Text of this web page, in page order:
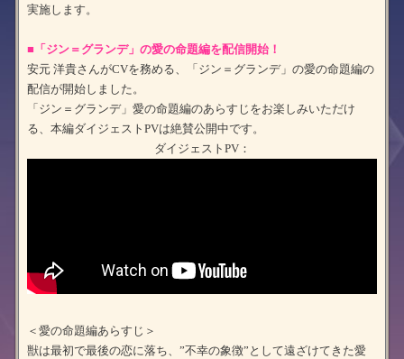
実施します。
■「ジン＝グランデ」の愛の命題編を配信開始！
安元 洋貴さんがCVを務める、「ジン＝グランデ」の愛の命題編の
配信が開始しました。
「ジン＝グランデ」愛の命題編のあらすじをお楽しみいただけ
る、本編ダイジェストPVは絶賛公開中です。
ダイジェストPV：
＜愛の命題編あらすじ＞
獣は最初で最後の恋に落ち、”不幸の象徴”として遠ざけてきた愛